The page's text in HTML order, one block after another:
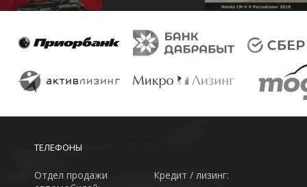
ТЕЛЕФОНЫ
Отдел продажи
Кредит / лизинг: